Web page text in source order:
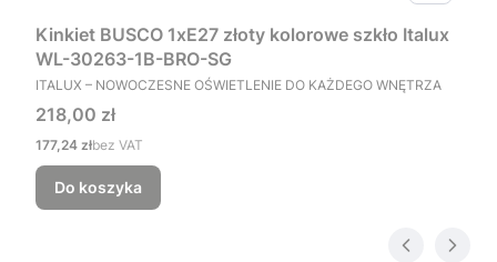
Kinkiet BUSCO 1xE27 złoty kolorowe szkło Italux
WL-30263-1B-BRO-SG
PRODUCENT
ITALUX – NOWOCZESNE OŚWIETLENIE DO KAŻDEGO WNĘTRZA
Cena
218,00 zł
Cena
177,24 złbez VAT
Do koszyka